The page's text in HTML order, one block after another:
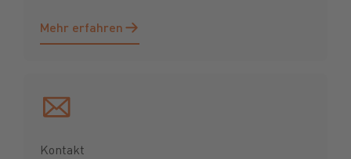
Mehr erfahren
Mehr erfahren
Kontakt